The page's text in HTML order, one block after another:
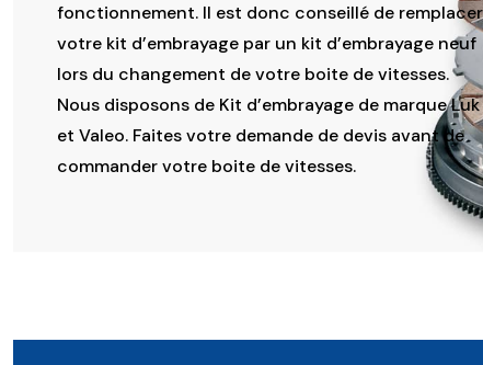
fonctionnement. Il est donc conseillé de remplacer
votre kit d’embrayage par un kit d’embrayage neuf
lors du changement de votre boite de vitesses.
Nous disposons de Kit d’embrayage de marque Luk
et Valeo. Faites votre demande de devis avant de
commander votre boite de vitesses.